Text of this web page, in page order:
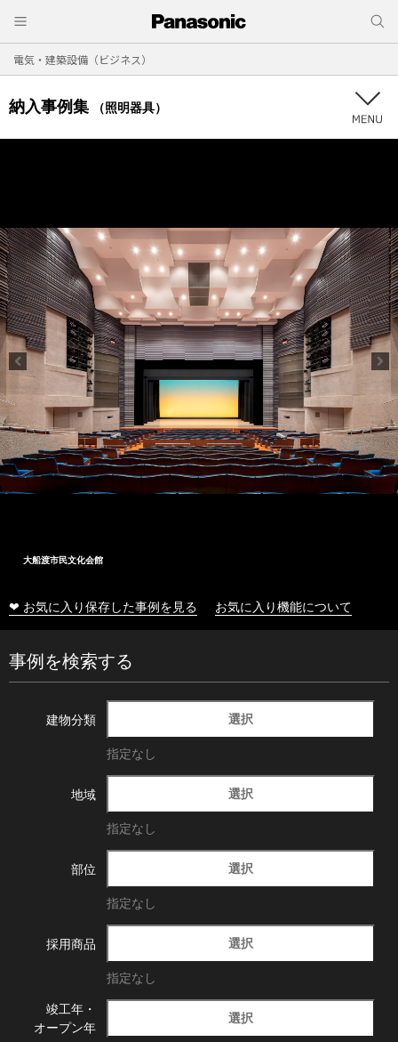
電気・建築設備（ビジネス）
納入事例集 （照明器具）
大船渡市民文化会館
❤ お気に入り保存した事例を見る お気に入り機能について
事例を検索する
建物分類 選択
指定なし
地域 選択
指定なし
部位 選択
指定なし
採用商品 選択
指定なし
竣工年・
オープン年
選択